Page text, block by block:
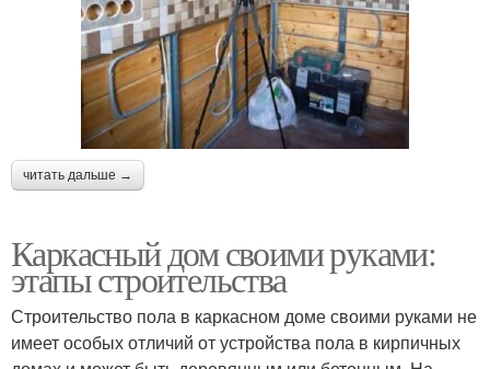
читать дальше →
Каркасный дом своими руками:
этапы строительства
Строительство пола в каркасном доме своими руками не
имеет особых отличий от устройства пола в кирпичных